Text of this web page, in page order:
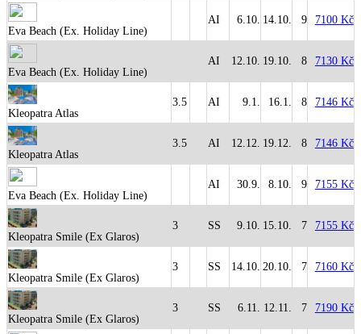
Eva Beach (Ex. Holiday Line)
AI 6.10. 14.10. 9 7100 Kč
Eva Beach (Ex. Holiday Line)
AI 12.10. 19.10. 8 7130 Kč
Kleopatra Atlas
3.5 AI 9.1. 16.1. 8 7146 Kč
Kleopatra Atlas
3.5 AI 12.12. 19.12. 8 7146 Kč
Eva Beach (Ex. Holiday Line)
AI 30.9. 8.10. 9 7155 Kč
Kleopatra Smile (Ex Glaros)
3 SS 9.10. 15.10. 7 7155 Kč
Kleopatra Smile (Ex Glaros)
3 SS 14.10. 20.10. 7 7160 Kč
Kleopatra Smile (Ex Glaros)
3 SS 6.11. 12.11. 7 7190 Kč